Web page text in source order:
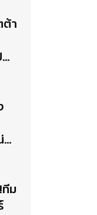
ต้า
ม